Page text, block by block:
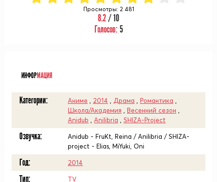
Просмотры: 2 481
8.2/ 10
Голосов: 5
ИНФОРМАЦИЯ
Категории: Аниме 2014 Драма Романтика
Школа/Академия
Весенний сезон
Anidub
Anilibria SHIZA-Project
Озвучка:
Anidub - FruKt, Reina / Anilibria / SHIZA-
project - Elias, MiYuki, Oni
Год: 2014
Тип: TV